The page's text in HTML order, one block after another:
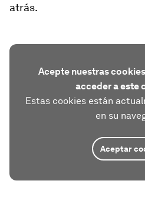
atrás.
Acepte nuestras
acceder a este
Estas cookies están
en su
Aceptar